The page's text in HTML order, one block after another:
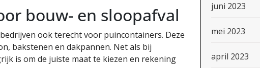
bouw- en sloopafval
ook terecht voor puincontainers. Deze
bakstenen en dakpannen. Net als bij
is om de juiste maat te kiezen en rekening
juni 2023
mei 2023
april 2023